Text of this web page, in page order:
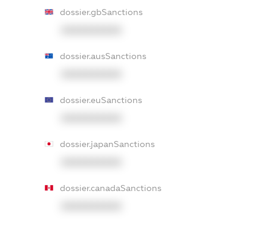
dossier.gbSanctions
dossier.ausSanctions
dossier.euSanctions
dossier.japanSanctions
dossier.canadaSanctions